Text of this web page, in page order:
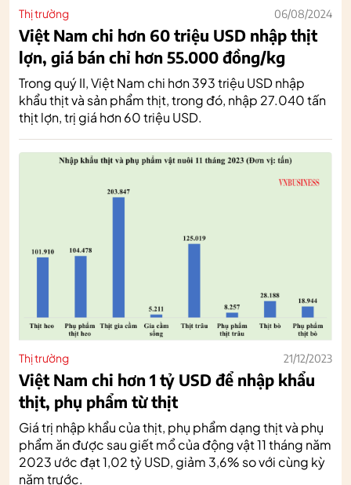
Thị trường 06/08/2024
Việt Nam chi hơn 60 triệu USD nhập thịt
lợn, giá bán chỉ hơn 55.000 đồng/kg
Trong quý II, Việt Nam chi hơn 393 triệu USD nhập
khẩu thịt và sản phẩm thịt, trong đó, nhập 27.040 tấn
thịt lợn, trị giá hơn 60 triệu USD.
Thị trường 21/12/2023
Việt Nam chi hơn 1 tỷ USD để nhập khẩu
thịt, phụ phẩm từ thịt
Giá trị nhập khẩu của thịt, phụ phẩm dạng thịt và phụ
phẩm ăn được sau giết mổ của động vật 11 tháng năm
2023 ước đạt 1,02 tỷ USD, giảm 3,6% so với cùng kỳ
năm trước.